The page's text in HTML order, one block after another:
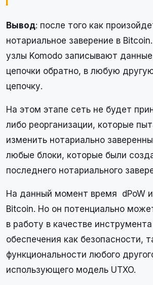
Вывод: после того как
нотариальное заверение в
узлы Komodo записывают данные
цепочки обратно, в любую
цепочку.
На этом этапе сеть не будет
либо реорганизации, которые
изменить нотариально
любые блоки, которые были
последнего нотариального
На данный момент время dPoW
Bitcoin. Но он потенциально
в работу в качестве
обеспечения как безопасности,
функциональности любого
использующего модель UTXO.